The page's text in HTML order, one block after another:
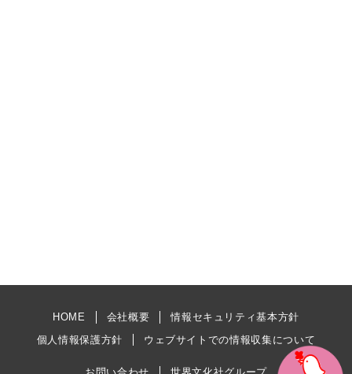
HOME 会社概要
情報セキュリティ基本方針
個人情報保護方針
ウェブサイトでの情報収集について